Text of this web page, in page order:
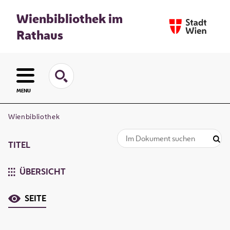
Wienbibliothek im
Rathaus
MENU
Wienbibliothek
TITEL
ÜBERSICHT
SEITE